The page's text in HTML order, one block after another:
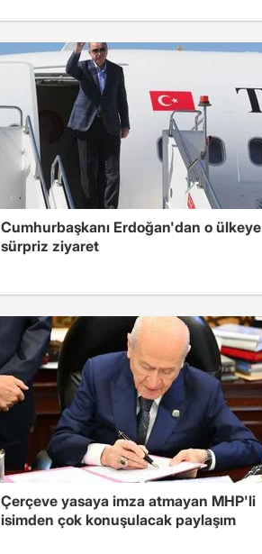
Cumhurbaşkanı Erdoğan'dan o ülkeye
sürpriz ziyaret
Çerçeve yasaya imza atmayan MHP'li
isimden çok konuşulacak paylaşım